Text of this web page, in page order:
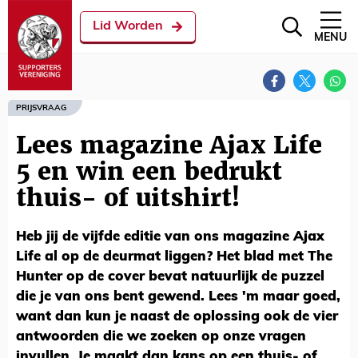
Lid Worden
MENU
PRIJSVRAAG
Lees magazine Ajax Life
5 en win een bedrukt
thuis- of uitshirt!
Heb jij de vijfde editie van ons magazine Ajax
Life al op de deurmat liggen? Het blad met The
Hunter op de cover bevat natuurlijk de puzzel
die je van ons bent gewend. Lees 'm maar goed,
want dan kun je naast de oplossing ook de vier
antwoorden die we zoeken op onze vragen